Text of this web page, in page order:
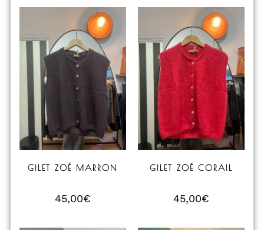
GILET ZOÉ MARRON
45,00€
GILET ZOÉ CORAIL
45,00€